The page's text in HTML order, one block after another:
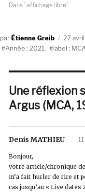
Dans "affichage libre"
AuteurÉtienne Greib
Publié
le
27
Année : 2021, label :
Une réflexion
Argus (MCA,
Denis MATHIEUdit :
Bonjour,
votre article/chronique
m’a fait hurler de rire et
cas,jusqu’au « Live dates